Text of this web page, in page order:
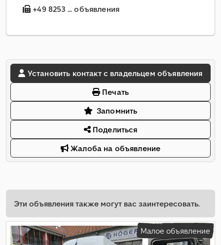
+49 8253 ... объявления
Установить контакт с владельцем объявления
Печать
Запомнить
Поделиться
Жалоба на объявление
Эти объявления также могут вас заинтересовать.
Малое объявление